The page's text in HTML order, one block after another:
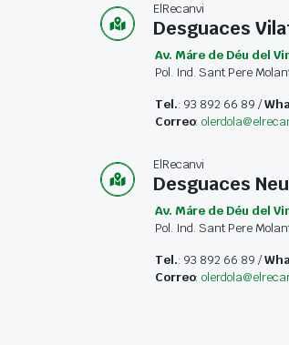
ElRecanvi
Desguaces
Av. Máre de Déu del
Pol. Ind. Sant Pere
Tel.: 93 892 66 89 /
Correo:
ElRecanvi
Desguaces
Av. Máre de Déu del
Pol. Ind. Sant Pere
Tel.: 93 892 66 89 /
Correo: